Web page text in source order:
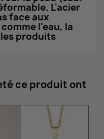
L'acier
face aux
l'eau, la
produits
ce produit ont